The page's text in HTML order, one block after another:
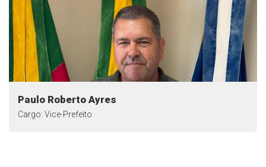
Paulo Roberto Ayres
Cargo: Vice-Prefeito